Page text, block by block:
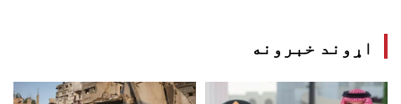
اړوند خبرونه